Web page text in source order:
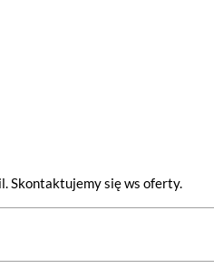
Skontaktujemy się ws oferty.